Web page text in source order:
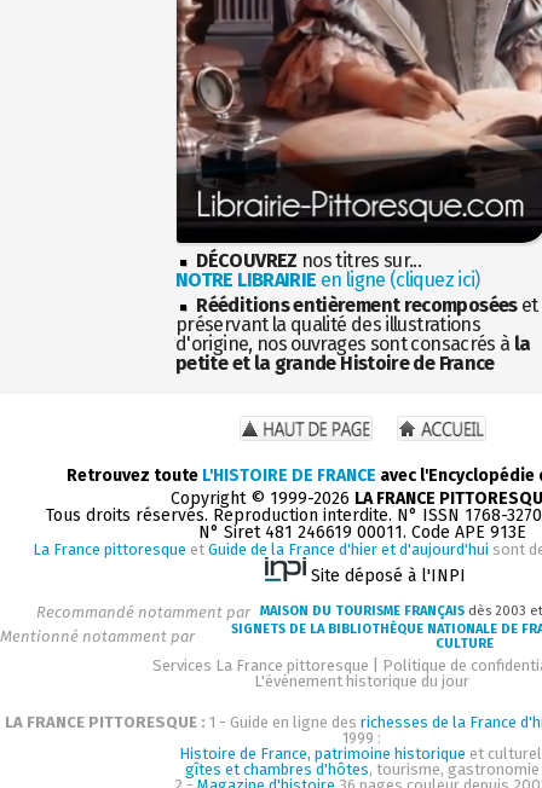
DÉCOUVREZ nos titres sur...
NOTRE LIBRAIRIE en ligne (cliquez ici)
Rééditions entièrement recomposéeset
préservant la qualité des illustrations
d'origine, nos ouvrages sont consacrés à la
petite et la grande Histoire de France
Retrouvez toute L'HISTOIRE DE FRANCE avec
Copyright © 1999-2026 LA FRANCE
Tous droits réservés. Reproduction interdite. N° ISSN 1768-
N° Siret 481 246619 00011. Code APE 913E
La France pittoresque et Guide de la France d'hier et d'aujourd'hui sont
Site déposé à l'INPI
Recommandé notamment par MAISON DU TOURISME FRANÇAIS dès 2003
Mentionné notamment par
SIGNETS DE LA BIBLIOTHÈQUE NATIONALE DE
CULTURE
Services La France pittoresque
Politique de
L'événement historique du jour
LA FRANCE PITTORESQUE : 1 - Guide en ligne des richesses de la France
1999 :
Histoire de France, patrimoine historique et
gîtes et chambres d'hôtes, tourisme, gastronomie